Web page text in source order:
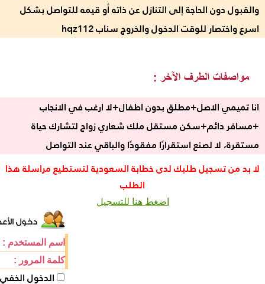
والقبول دون الحاجة إلى التنازل عن ذاته أو قيمه للتواصل بشكل
اسرع واختصار للوقت الدخول والخروج سناب hqz112
انا تميمي الاصل+مطلق بدون اطفال+لا ارغب في الانجاب
+مسافر دائم+سكن مستقل ملك شعاري زواج لتشارك حياة
مستقرة، لا لصنع استقرارًا مفقودًا والباقي عند التواصل
لا بد من تسجيل طلبك لدى خطابة السعودية لتستطيع مراسلة هذا
الطلب
اضغط هنا للتسجيل
اسم المستخدم :
كلمة المرور :
الدخول الخفي